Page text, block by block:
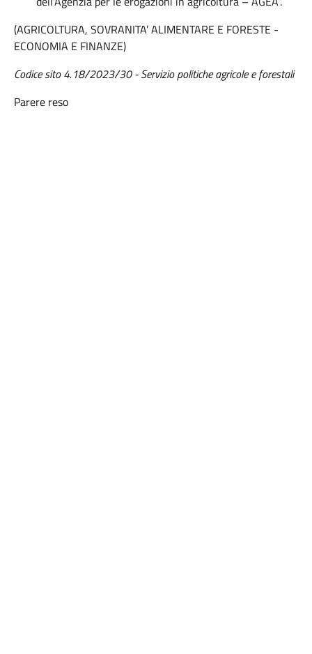
(AGRICOLTURA, SOVRANITA’ ALIMENTARE E FORESTE -
ECONOMIA E FINANZE)
Codice sito 4.18/2023/30 - Servizio politiche agricole e forestali
Parere reso